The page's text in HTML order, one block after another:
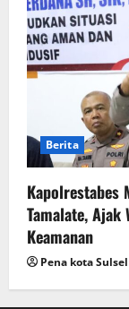
Berita
Kapolrestabes
Tamalate, Ajak
Keamanan
Pena kota Sulsel